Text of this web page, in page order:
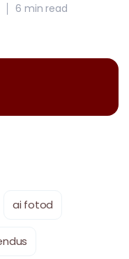
6 min read
ai fotod